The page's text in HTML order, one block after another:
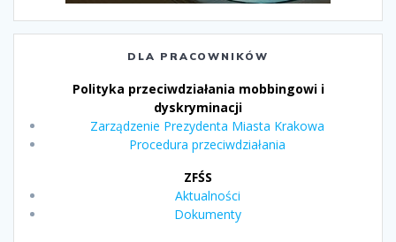
DLA PRACOWNIKÓW
Polityka przeciwdziałania mobbingowi i
dyskryminacji
Zarządzenie Prezydenta Miasta Krakowa
Procedura przeciwdziałania
ZFŚS
Aktualności
Dokumenty